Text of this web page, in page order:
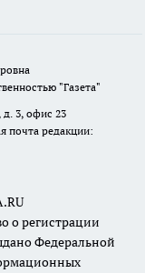
"Газета"
д. 3, офис 23
почта редакции:
о регистрации
Федеральной